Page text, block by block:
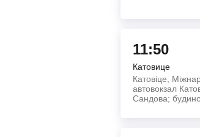
11:50
Катовице
Катовіце,
автовокзал
Сандова;